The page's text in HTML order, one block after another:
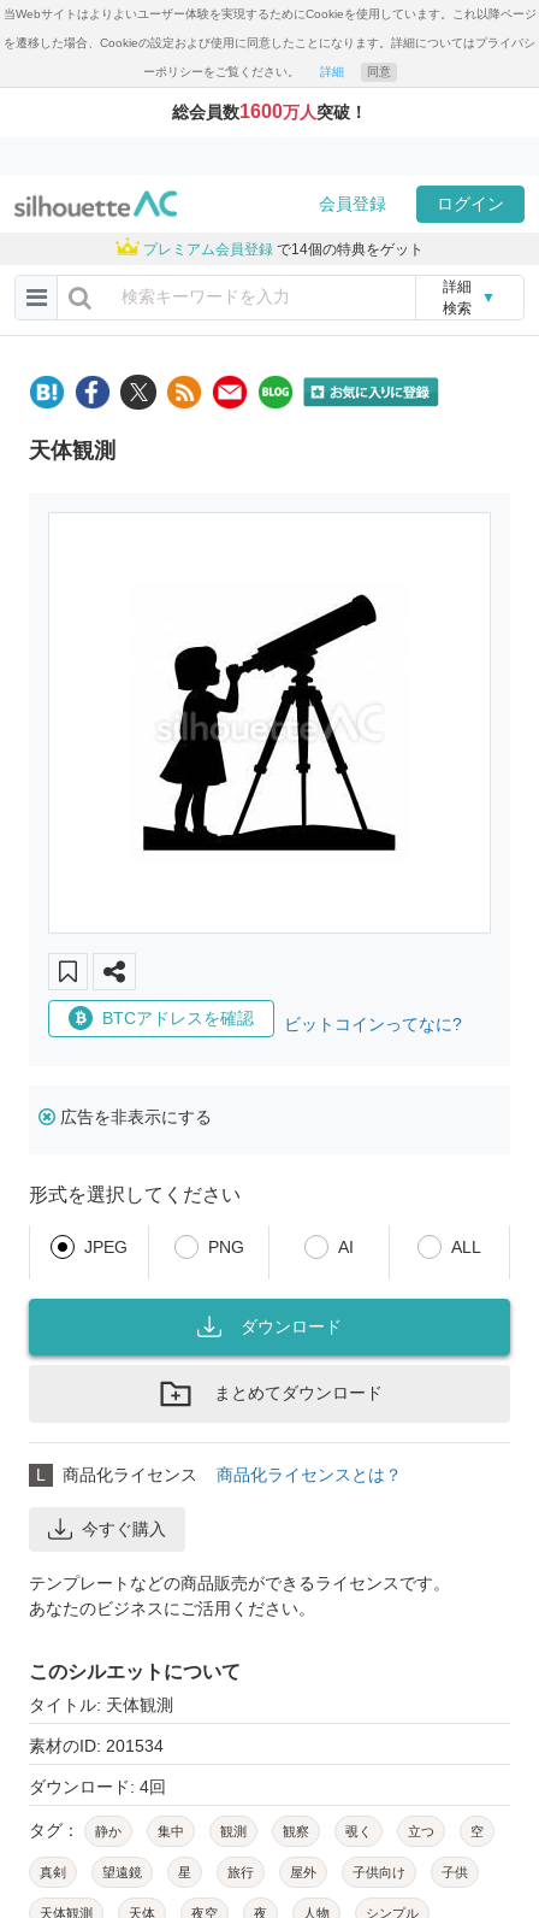
当Webサイトはよりよいユーザー体験を実現するためにCookieを使用しています。これ以降ページ
を遷移した場合、Cookieの設定および使用に同意したことになります。詳細についてはプライバシ
ーポリシーをご覧ください。 詳細 同意
総会員数1600万人突破！
会員登録 ログイン
プレミアム会員登録 で14個の特典をゲット
詳細
検索
▼
天体観測
BTCアドレスを確認 ビットコインってなに?
広告を非表示にする
形式を選択してください
JPEG PNG AI ALL
ダウンロード
まとめてダウンロード
L 商品化ライセンス 商品化ライセンスとは？
今すぐ購入
テンプレートなどの商品販売ができるライセンスです。
あなたのビジネスにご活用ください。
このシルエットについて
タイトル: 天体観測
素材のID: 201534
ダウンロード: 4回
タグ： 静か 集中 観測 観察 覗く 立つ 空
真剣 望遠鏡 星 旅行 屋外 子供向け 子供
天体観測 天体 夜空 夜 人物 シンプル